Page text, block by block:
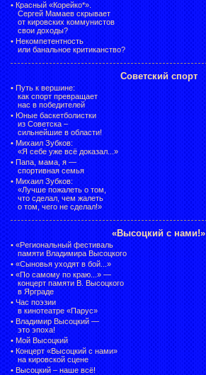
• Красный «Корейко*».
Сергей Мамаев скрывает
от кировских коммунистов
свои доходы?
• Некомпетентность
или банальное критиканство?
Советский спорт
• Путь к вершине:
как спорт превращает
нас в победителей
• Юные баскетболистки
из Советска –
сильнейшие в области!
• Михаил Зубков:
«Я себе уже всё доказал...»
• Папа, мама, я —
спортивная семья
• Михаил Зубков:
«Лучше пожалеть о том,
что сделал, чем жалеть
о том, чего не сделал!»
«Высоцкий с нами!»
• «Региональный фестиваль
памяти Владимира Высоцкого
• «Сыновья уходят в бой...»
• «По самому по краю...» —
концерт памяти В. Высоцкого
в Ярграде
• Час поэзии
в кинотеатре «Парус»
• Владимир Высоцкий —
это эпоха!
• Мой Высоцкий
• Концерт «Высоцкий с нами»
на кировской сцене
• Высоцкий – наше всё!